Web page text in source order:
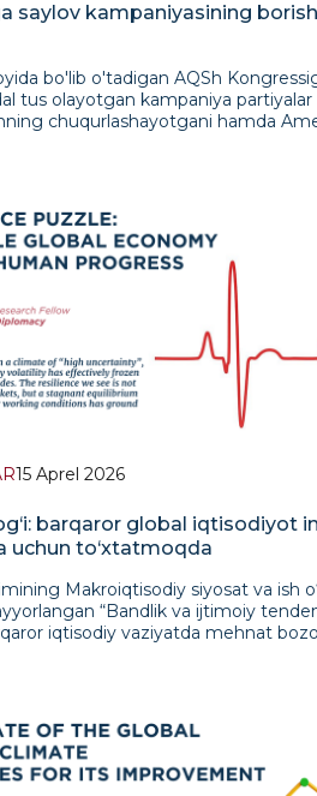
saylov kampaniyasining
mustahkamlaydi degan yondashuvga asoslanadi. Boshqa qismi esa, aksincha, urushni ichki xarajatlarning o'sishi, jamoatchilik kayfiyatining yomonlashishi va Kongress saylovlarida mag'lubiyatga uchrash xavfi bilan bog'laydi. Bunday sharoitda vitse-prezident J.D. Vens va davlat kotibi M. Rubio kabi ayrim shaxslarning Eron yo'nalishidan ehtiyotkorona uzoqlashishini yakka holat sifatida emas, balki mafkuraviy safarbarlik va elektoral hisob-kitob o'rtasidagi tafovut chuqurlashib borayotganining alomati sifatida baholash lozim. Ijro etuvchi hokimiyatdagi kadrlar bilan bog'liq beqarorlik ham ushbu muammoning jiddiy indikatoriga aylandi. Ichki xavfsizlik vaziri K. Noemning iste'fosi shuni ko'rsatdiki, respublikachilar uchun eng nozik va an'anaviy ravishda yutuqli bo'lgan yo'nalishlar, birinchi navbatda migratsiya siyosati va ichki xavfsizlik masalalari, avtomatik ravishda birlashtiruvchi resurs sifatida ishlashni to'xtatmoqda. Aksincha, janjallar, boshqaruvdagi muammolar va ochiq ziddiyatlar mavjud bo'lgan sharoitda ular ma'muriyatning beqarorligi bilan bog'lana boshlaydi. Saylovoldi kampaniyasi uchun bu ayniqsa nozik masala, chunki migratsiya mavzusi respublikachilar o'ziga xosligining eng muhim elementlaridan biri bo'lib qolmoqda. Tarif siyosati partiya ichidagi ziddiyatning yana bir omiliga aylandi. MAGA makoni uchun proteksionizm iqtisodiy millatchilikning muhim elementi va AQSh sanoat bazasini qayta tiklash uchun kurash ramzi bo'lib qolmoqda. Biroq Oliy sudning D. Tramp tomonidan kiritilgan tariflarni bekor qilish to'g'risidagi qarori va da'vogarlarning ularni qo'llash bilan bog'liq katta miqdordagi mablag'larni qaytarish haqidagi talablari shuni ko'rsatmoqdaki, D. Trampning savdo siyosati faqat siyosiy aktiv sifatida qabul qilinmay qoldi. Qat'iy tarif ritorikasining safarbarlikdagi foydasi bilan uning real ma'muriy, huquqiy va iqtisodiy oqibatlari o'rtasidagi tafovut tobora sezilarli bo'lmoqda. Natijada Respublika partiyasi ichida proteksionistik kursga mafkuraviy sodiqlik tarafdorlari va pragmatikroq ishbilarmon guruhlar manfaatlari o'rtasidagi kelishmovchilik kuchaymoqda. Demokratik partiya. Respublikachilardan farqli o'laroq, demokratlarning inqirozi shaxsiylashtirilgan emas, balki koalitsion xususiyatga ega. Demokratik partiyada partiya isteblishmenti, mo'tadil markazchilar, so'l progressivlar hamda korporatsiyalar va harbiy harakatlarga qarshi chiquvchi radikal qanot ajralib turadi. Odatdagi sharoitlarda bunday tarqoqlik yagona strategiya ishlab chiqishda jiddiy qiyinchiliklarni yuzaga keltirgan bo'lar edi. Shunga qaramay, hozirgi vaqtda D. Trampni umumiy rad etish kayfiyati ichki kelishmovchiliklarni ikkinchi darajaga surib, partiyani keng koalitsiyaga birlashtirmoqda. Demokratlarning siyosiy mantig'i bir nechta o'zaro bog'liq yo'nalishlar atrofida qurilmoqda. Birinchidan, bu institutlarni himoya qilish va D. Trampni Amerika demokratiyasining an'anaviy mexanizmlari yemirilishini tezlashtiruvchi shaxs sifatida ko'rsatish. Ikkinchidan, Oq uyning tashqi siyosiy kursini ichki ijtimoiy-iqtisodiy oqibatlar, birinchi navbatda, yashash narxining oshishi bilan bog'lashga intilish. Uchinchidan, ham mo'tadil, ham progressiv saylovchilarni jalb qilish uchun urushga va inqirozga qarshi ritorikadan foydalanish. Shu orqali demokratlar partiyaning turli qatlamlarini bitta umumiy g'oya atrofida birlashtirish imkoniyatiga ega bo'lmoqdalar: amaldagi ma'muriyat jamiyatga na barqaror strategiya, na ichki iqtisodiy kompensatsiya taklif qilmasdan turib, tashqi xavf-xatarlarni oshirmoqda. Shu bilan birga, Demokratik partiya ichidagi tafovutlar yo'qolib ketmaydi. Partiya markazi va an'anaviy isteblishment boshqaruvning prognoz qilinishini tiklashga, huquqiy normalarni himoya qilishga va ma'muriyatni institutsional cheklashga urg'u berishga moyil. So'l qanot esa vaziyatdan ijtimoiy kun tartibini kengaytirish, tashqi siyosatning harbiylashtirilishini tanqid qilish va korporativ-moliyaviy guruhlarga bosim o'tkazish uchun foydalanishga intiladi. Biroq, qisqa muddatli istiqbolda bu tafovutlar partiyani parchalashdan ko'ra, elektorat qamrovini kengaytirishga xizmat qiladi. Mo'tadillar va progressivlar turli saylovchilar qatlamiga yuzlanadi, ammo joriy siklda ular umumiy Trampga qarshi doirada harakat qilishadi. Eron inqirozi siyosiy qutblanish omili sifatida. Ichki siyosiy ziddiyatni tezlashtiruvchi asosiy tashqi omil Eron bilan urush bo'ldi. "Bayroq atrofida birlashish" degan an'anaviy mantiqdan farqli o'laroq, harbiy kampaniya ma'muriyatni qo'llab-quvvatlash darajasining o'sishiga olib kelmadi. Mojaroning dastlabki haftalarida harbiy harakatlarni qo'llab-quvvatlash barqaror ravishda past darajada qoldi yoki barqaror ijtimoiy ko'pchilikni shakllantirmaydigan darajada tebranib turdi. Aksariyat so'rovnomalarda harbiy kampaniyani ma'qullash darajasi taxminan 40 foiz atrofini tashkil etdi, norozilar ulushi esa sezilarli darajada yuqori edi. Shu bilan birga, jamoatchilik fikrining eng barqaror xususiyati shunchaki o'rtacha qo'llab-quvvatlash emas, balki mojaroga munosabat borasida partiyalar o'rtasidagi o'ta yuqori qutblanish bo'ldi. Respublikachilar orasida Eronga zarba berishni qo'llab-quvvatlash yuqoriligicha qolgan bo'lsa, demokratlar orasida deyarli bir ovozdan rad etish kayfiyati ustunlik qildi. Mustaqil saylovchilar ham ko'pincha tanqidiy yoki ehtiyotkorona pozitsiyani egallashdi. Bu shuni anglatadiki, mojaro partiyalararo ziddiyatlarni vaqtincha olib tashlashga qodir bo'lgan umummilliy xavfsizlik masalasiga aylanmadi. Aksincha, urush boshidanoq Amerika siyosatiga partiyalar o'rtasidagi va ularning ichidagi mavjud kelishmovchilik chiziqlarini kuchaytiruvchi qutblashtiruvchi omil sifatida kirib keldi. Strategik kommunikatsiya muammosi ham muhim omilga aylandi: ma'muriyat jamiyatda kampaniyaning yakuniy maqsadlari haqida aniq tushunchani shakllantira olmadi. Axborot noaniqligi sharoitida saylovchi siyosiy kursga ratsional baho berishga emas, balki prezidentga bo'lgan ishonchning tayanch darajasiga suyanishga moyil bo'ladi. Natijada harbiy harakatlar elektoratning katta qismi tomonidan birlashtiruvchi
15 Aprel 2026
barqaror global iqtisodiyot
uchun to‘xtatmoqda
Makroiqtisodiy siyosat va ish
“Bandlik va ijtimoiy
iqtisodiy vaziyatda mehnat
darajada barqaror
global ishsizlik darajasi tarixan eng
prognoz qilinmoqda. Yigirmanchi asr
lug‘atida bu g‘alaba deb
matematik niqob – ish
borayotgan inqirozini